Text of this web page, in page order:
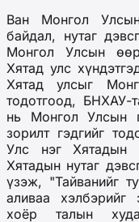
Ван Монгол
байдал, нутаг
Монгол Улсын
Хятад улс
Хятад улсыг
тодотгоод, БНХАУ-
нь Монгол Улсын
зорилт гэдгийг
Улс нэг Хятадын
Хятадын нутаг
үзэж, "Тайванийг
аливаа хэлбэрийг
хоёр талын